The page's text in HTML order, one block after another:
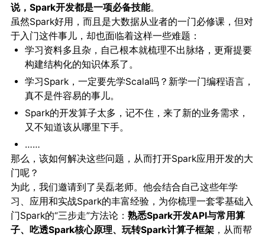
说，Spark开发都是一项必备技能。
虽然Spark好用，而且是大数据从业者的一门必修课，但对
于入门这件事儿，却也面临着这样一些难题：
学习资料多且杂，自己根本就梳理不出脉络，更甭提要
构建结构化的知识体系了。
学习Spark，一定要先学Scala吗？新学一门编程语言，
真不是件容易的事儿。
Spark的开发算子太多，记不住，来了新的业务需求，
又不知道该从哪里下手。
……
那么，该如何解决这些问题，从而打开Spark应用开发的大
门呢？
为此，我们邀请到了吴磊老师。他会结合自己这些年学
习、应用和实战Spark的丰富经验，为你梳理一套零基础入
门Spark的“三步走”方法论： 熟悉Spark开发API与常用算
子、吃透Spark核心原理、玩转Spark计算子框架，从而帮